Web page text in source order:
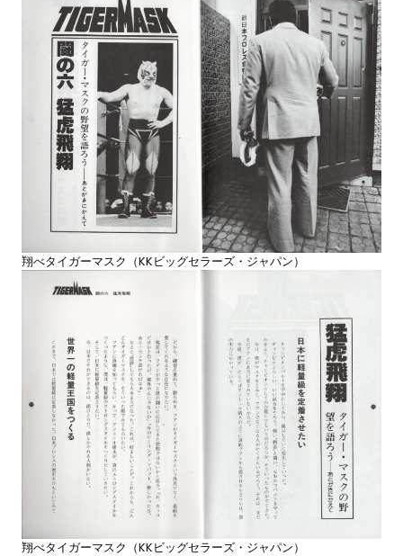
翔べタイガーマスク（KKビッグセラーズ・ジャパン）
翔べタイガーマスク（KKビッグセラーズ・ジャパン）